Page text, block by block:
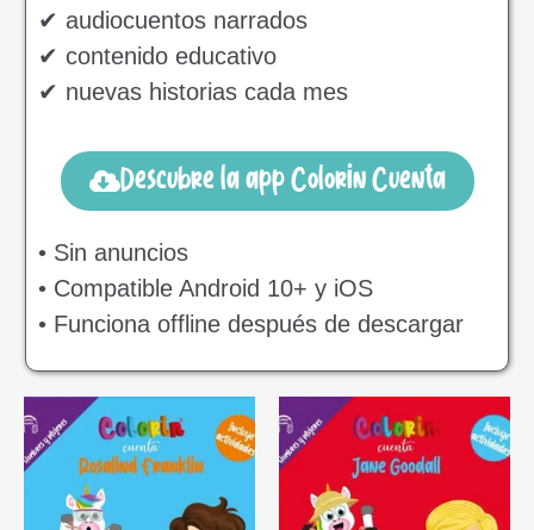
✔ audiocuentos narrados
✔ contenido educativo
✔ nuevas historias cada mes
Descubre la app Colorin Cuenta
• Sin anuncios
• Compatible Android 10+ y iOS
• Funciona offline después de descargar